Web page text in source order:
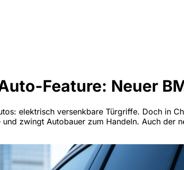
Feature: Neuer
elektrisch versenkbare Türgriffe. Doch in
zwingt Autobauer zum Handeln. Auch der